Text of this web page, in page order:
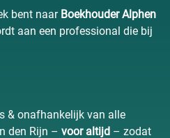
bent naar Boekhouder Alphen
aan een professional die bij
& onafhankelijk van alle
den Rijn – voor altijd – zodat